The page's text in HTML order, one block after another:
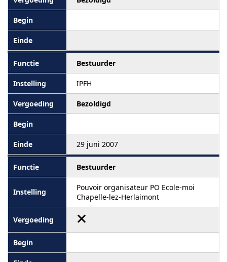
Bestuurder
IPFH
Bezoldigd
29 juni 2007
Bestuurder
Pouvoir organisateur PO Ecole-moi
Chapelle-lez-Herlaimont